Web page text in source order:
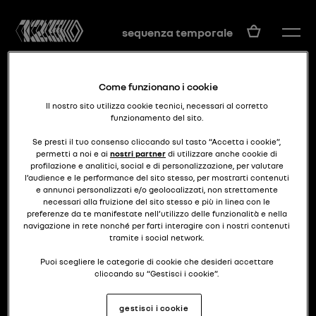
sequenza temporale IT
hi-tech in serie
RENAULT 11 TURBO
Come funzionano i cookie
Il nostro sito utilizza cookie tecnici, necessari al corretto
funzionamento del sito.
Se presti il tuo consenso cliccando sul tasto “Accetta i cookie”,
permetti a noi e ai nostri partner di utilizzare anche cookie di
profilazione e analitici, social e di personalizzazione, per valutare
l’audience e le performance del sito stesso, per mostrarti contenuti
e annunci personalizzati e/o geolocalizzati, non strettamente
necessari alla fruizione del sito stesso e più in linea con le
preferenze da te manifestate nell’utilizzo delle funzionalità e nella
navigazione in rete nonché per farti interagire con i nostri contenuti
tramite i social network.
Puoi scegliere le categorie di cookie che desideri accettare
cliccando su “Gestisci i cookie”.
Se chiudi il banner cliccando il pulsante posto in alto a destra,
continuerai a navigare senza accettare cookie diversi da quelli
gestisci i cookie